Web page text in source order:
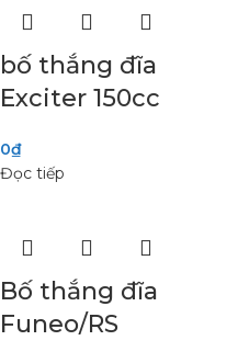
bố thắng đĩa
Exciter 150cc
0₫
Đọc tiếp
Bố thắng đĩa
Funeo/RS